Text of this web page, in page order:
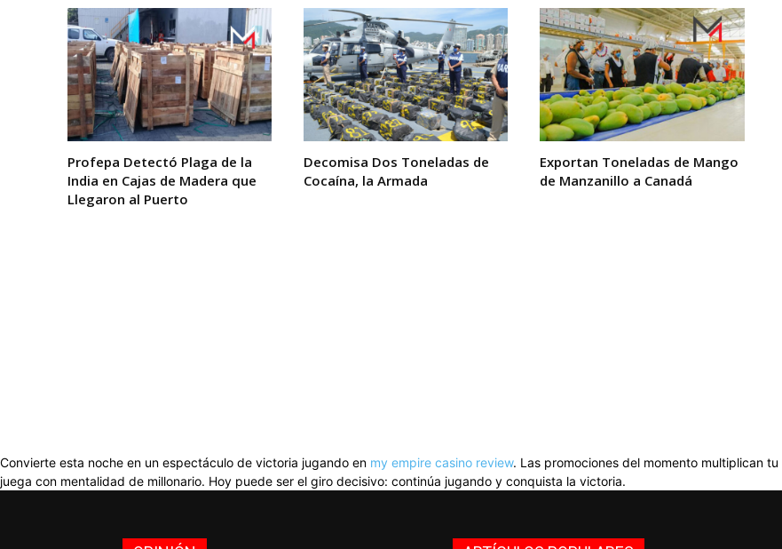
Profepa Detectó Plaga de la
India en Cajas de Madera que
Llegaron al Puerto
Decomisa Dos Toneladas de
Cocaína, la Armada
Exportan Toneladas de Mango
de Manzanillo a Canadá
Convierte esta noche en un espectáculo de victoria jugando en my empire casino review. Las promociones del momento multiplican
juega con mentalidad de millonario. Hoy puede ser el giro decisivo: continúa jugando y conquista la victoria.